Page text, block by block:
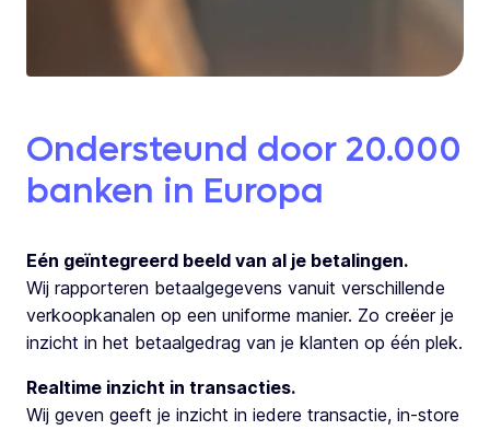
Ondersteund door 20.000
banken in Europa
Eén geïntegreerd beeld van al je betalingen.
Wij rapporteren betaalgegevens vanuit verschillende
verkoopkanalen op een uniforme manier. Zo creëer je
inzicht in het betaalgedrag van je klanten op één plek.
Realtime inzicht in transacties.
Wij geven geeft je inzicht in iedere transactie, in-store